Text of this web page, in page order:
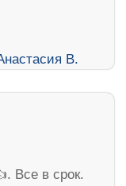
Все в срок.